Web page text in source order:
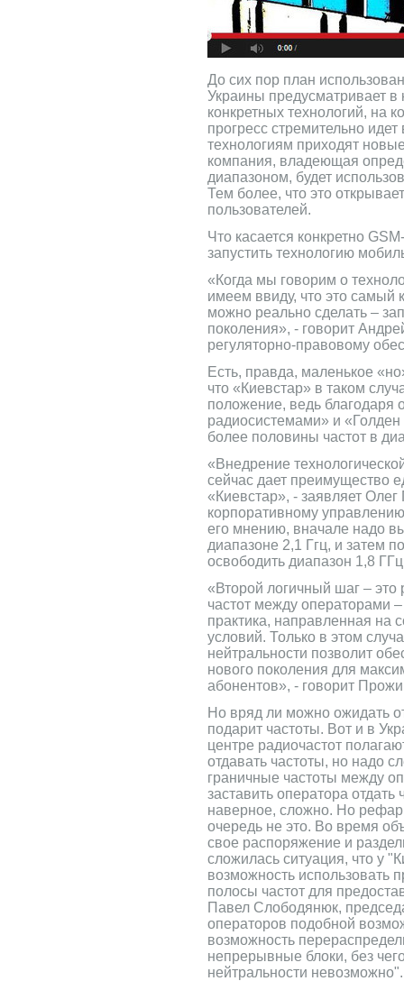
До сих пор план
Украины предусматривает в
конкретных технологий, на
прогресс стремительно
технологиям приходят
компания, владеющая
диапазоном, будет
Тем более, что это
пользователей.
Что касается конкретно
запустить технологию
«Когда мы говорим о
имеем ввиду, что это самый
можно реально сделать –
поколения», - говорит
регуляторно-правовому
Есть, правда, маленькое
что «Киевстар» в таком
положение, ведь благодаря
радиосистемами» и
более половины частот в
«Внедрение
сейчас дает преимущество
«Киевстар», - заявляет
корпоративному
его мнению, вначале надо
диапазоне 2,1 Ггц, и затем
освободить диапазон 1,8
«Второй логичный шаг –
частот между операторами
практика, направленная на
условий. Только в этом
нейтральности позволит
нового поколения для
абонентов», - говорит
Но вряд ли можно ожидать
подарит частоты. Вот и в
центре радиочастот
отдавать частоты, но надо
граничные частоты между
заставить оператора отдать
наверное, сложно. Но
очередь не это. Во время
свое распоряжение и
сложилась ситуация, что у
возможность использовать
полосы частот для
Павел Слободянюк,
операторов подобной
возможность
непрерывные блоки, без
нейтральности невозможно".